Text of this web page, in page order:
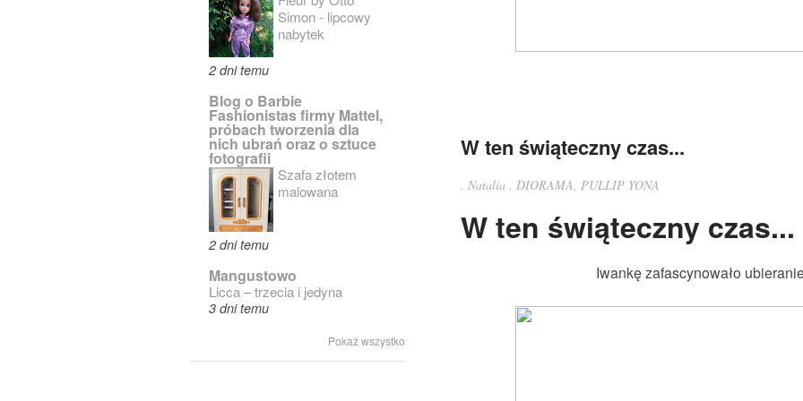
W ten świąteczny czas...
. Natalia . DIORAMA PULLIP YONA
W ten świąteczny czas...
Iwankę zafascynowało
Simon - lipcowy
nabytek
2 dni temu
Blog o Barbie
Fashionistas firmy Mattel,
próbach tworzenia dla
nich ubrań oraz o sztuce
fotografii
Szafa złotem
malowana
2 dni temu
Mangustowo
Licca – trzecia i jedyna
3 dni temu
Pokaż wszystko